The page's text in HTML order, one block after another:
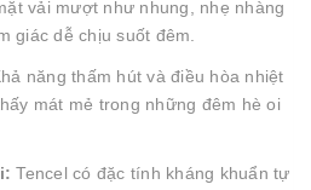
vải mượt như nhung, nhẹ nhàng
giác dễ chịu suốt đêm.
năng thấm hút và điều hòa nhiệt
mát mẻ trong những đêm hè oi
Tencel có đặc tính kháng khuẩn tự